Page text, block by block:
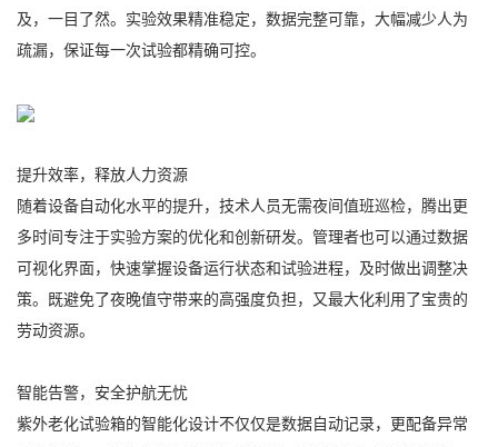
及，一目了然。实验效果精准稳定，数据完整可靠，大幅减少人为
疏漏，保证每一次试验都精确可控。
提升效率，释放人力资源
随着设备自动化水平的提升，技术人员无需夜间值班巡检，腾出更
多时间专注于实验方案的优化和创新研发。管理者也可以通过数据
可视化界面，快速掌握设备运行状态和试验进程，及时做出调整决
策。既避免了夜晚值守带来的高强度负担，又最大化利用了宝贵的
劳动资源。
智能告警，安全护航无忧
紫外老化试验箱的智能化设计不仅仅是数据自动记录，更配备异常